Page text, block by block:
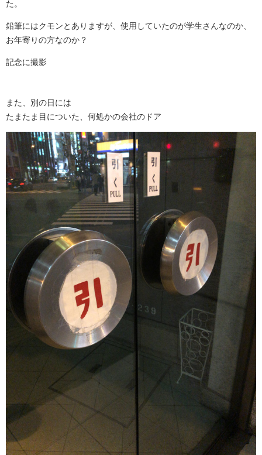
た。
鉛筆にはクモンとありますが、使用していたのが学生さんなのか、
お年寄りの方なのか？
記念に撮影
また、別の日には
たまたま目についた、何処かの会社のドア